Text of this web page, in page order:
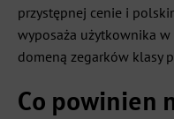
przystępnej cenie i
wyposaża użytkownika w
domeną zegarków klasy
Co powinien